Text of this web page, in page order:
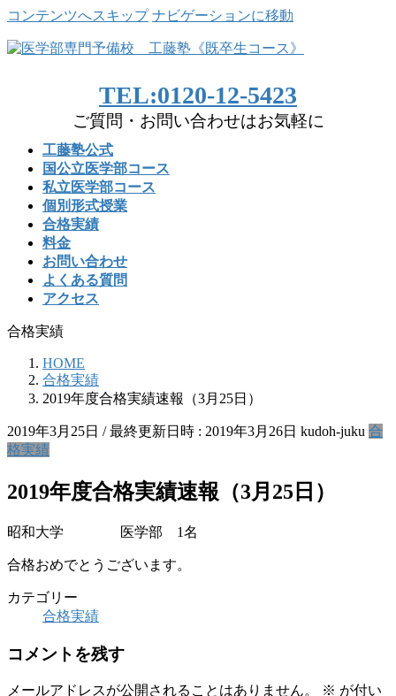
コンテンツへスキップ ナビゲーションに移動
TEL:0120-12-5423
ご質問・お問い合わせはお気軽に
工藤塾公式
国公立医学部コース
私立医学部コース
個別形式授業
合格実績
料金
お問い合わせ
よくある質問
アクセス
合格実績
HOME
合格実績
2019年度合格実績速報（3月25日）
2019年3月25日 / 最終更新日時 : 2019年3月26日 kudoh-juku 合
格実績
2019年度合格実績速報（3月25日）
昭和大学 医学部 1名
合格おめでとうございます。
カテゴリー
合格実績
コメントを残す
メールアドレスが公開されることはありません。 ※ が付い